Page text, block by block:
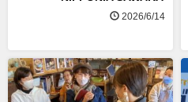
2026/6/14